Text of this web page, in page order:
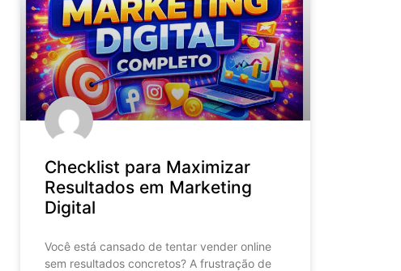
Checklist para Maximizar
Resultados em Marketing
Digital
Você está cansado de tentar vender online
sem resultados concretos? A frustração de